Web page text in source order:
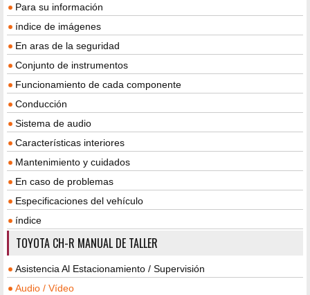
Para su información
índice de imágenes
En aras de la seguridad
Conjunto de instrumentos
Funcionamiento de cada componente
Conducción
Sistema de audio
Características interiores
Mantenimiento y cuidados
En caso de problemas
Especificaciones del vehículo
índice
TOYOTA CH-R MANUAL DE TALLER
Asistencia Al Estacionamiento / Supervisión
Audio / Vídeo